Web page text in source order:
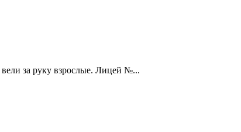
за руку взрослые. Лицей №...